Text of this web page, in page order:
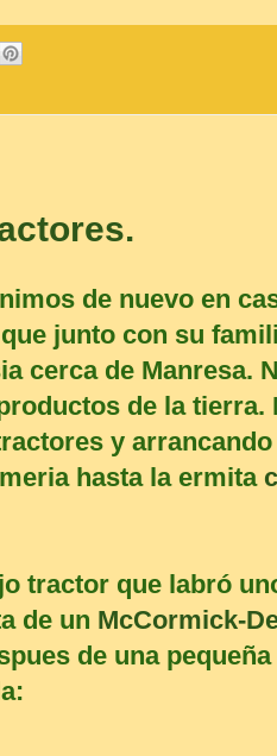
de nuevo en
junto con su
cerca de Manresa.
de la tierra.
y
hasta la ermita
tractor que labró
de un McCormick-
de una